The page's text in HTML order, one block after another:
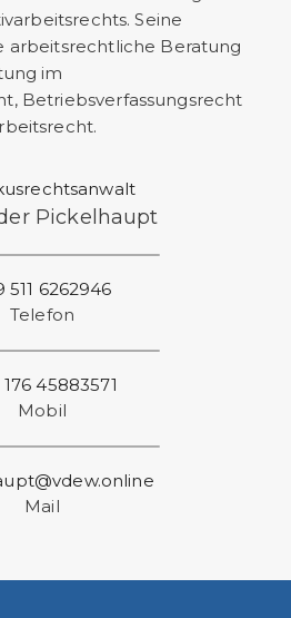
Seine
arbeitsrechtliche Beratung
im
Betriebsverfassungsrecht
Pickelhaupt
511 6262946
Telefon
45883571
Mobil
Mail